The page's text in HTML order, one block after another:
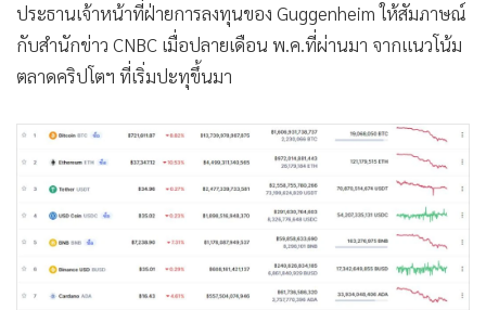
ประธานเจ้าหน้าที่ฝ่ายการลงทุนของ Guggenheim ให้สัมภาษณ์
กับสำนักข่าว CNBC เมื่อปลายเดือน พ.ค.ที่ผ่านมา จากแนวโน้ม
ตลาดคริปโตฯ ที่เริ่มปะทุขึ้นมา